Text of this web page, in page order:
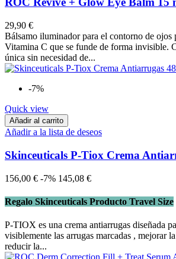
29,90 €
Bálsamo iluminador para el contorno de ojos
Vitamina C que se funde de forma invisible.
única sin necesidad de...
-7%
Quick view
Añadir al carrito
Añadir a la lista de deseos
Skinceuticals P-Tiox Crema
156,00 € -7% 145,08 €
Regalo Skinceuticals Producto Travel Size
P-TIOX es una crema antiarrugas diseñada
visiblemente las arrugas marcadas , mejorar
reducir la...